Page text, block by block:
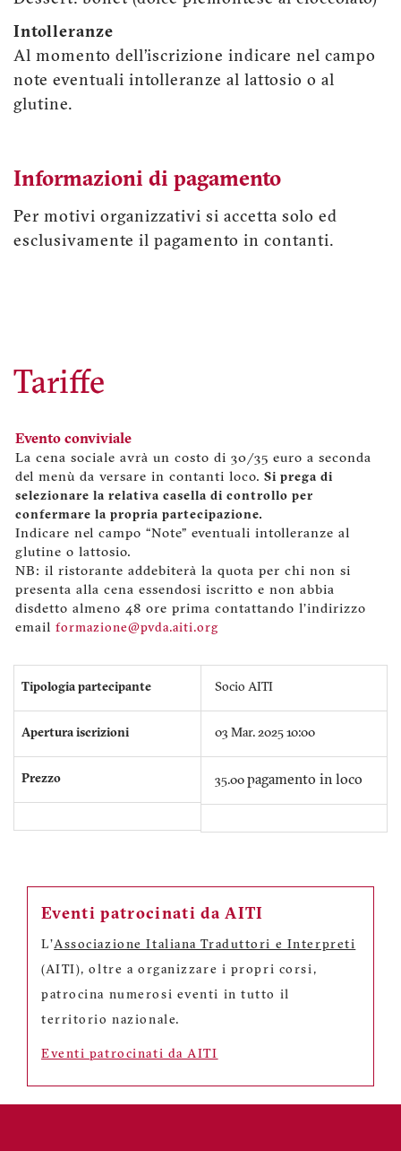
Intolleranze
Al momento dell’iscrizione indicare nel campo
note eventuali intolleranze al lattosio o al
glutine.
Informazioni di pagamento
Per motivi organizzativi si accetta solo ed
esclusivamente il pagamento in contanti.
Tariffe
Evento conviviale
La cena sociale avrà un costo di 30/35 euro a seconda
del menù da versare in contanti loco. Si prega di
selezionare la relativa casella di controllo per
confermare la propria partecipazione.
Indicare nel campo “Note” eventuali intolleranze al
glutine o lattosio.
NB: il ristorante addebiterà la quota per chi non si
presenta alla cena essendosi iscritto e non abbia
disdetto almeno 48 ore prima contattando l’indirizzo
email formazione@pvda.aiti.org
Tipologia partecipante
Apertura iscrizioni
Prezzo
Socio AITI
03 Mar. 2025 10:00
35.00 pagamento in loco
Eventi patrocinati da AITI
L'Associazione Italiana Traduttori e Interpreti
(AITI), oltre a organizzare i propri corsi,
patrocina numerosi eventi in tutto il
territorio nazionale.
Eventi patrocinati da AITI